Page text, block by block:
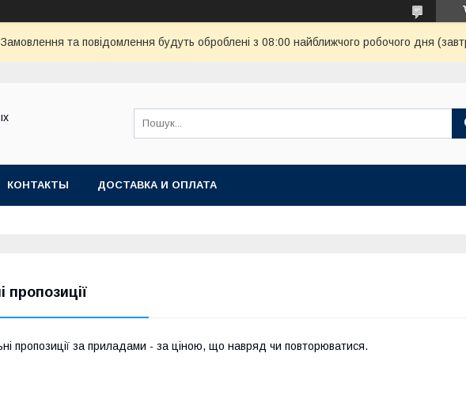
та повідомлення будуть оброблені з 08:00 найближчого робочого дня
КОНТАКТЫ ДОСТАВКА И ОПЛАТА
пропозиції
пропозиції за приладами - за ціною, що навряд чи повторюватися.